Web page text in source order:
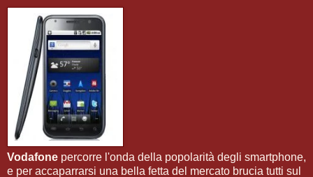
Vodafone percorre l'onda della popolarità degli smartphone,
e per accaparrarsi una bella fetta del mercato brucia tutti sul